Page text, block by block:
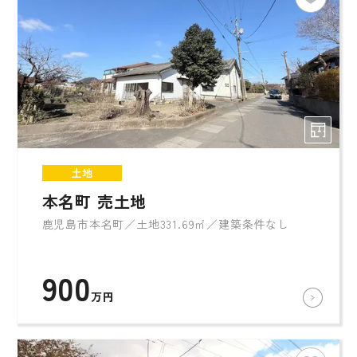
土地
本名町 売土地
鹿児島市本名町／土地331.69㎡／建築条件なし
900万円